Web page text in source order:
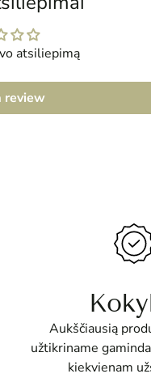
atsiliepimą
review
Aukščiausią
užtikriname
kiekvienam